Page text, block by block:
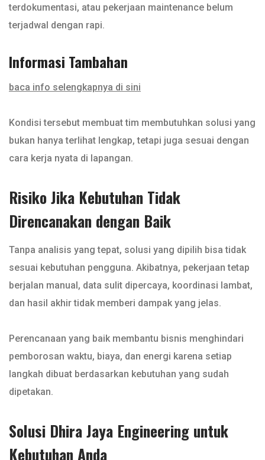
terdokumentasi, atau pekerjaan maintenance belum
terjadwal dengan rapi.
Informasi Tambahan
baca info selengkapnya di sini
Kondisi tersebut membuat tim membutuhkan solusi yang
bukan hanya terlihat lengkap, tetapi juga sesuai dengan
cara kerja nyata di lapangan.
Risiko Jika Kebutuhan Tidak
Direncanakan dengan Baik
Tanpa analisis yang tepat, solusi yang dipilih bisa tidak
sesuai kebutuhan pengguna. Akibatnya, pekerjaan tetap
berjalan manual, data sulit dipercaya, koordinasi lambat,
dan hasil akhir tidak memberi dampak yang jelas.
Perencanaan yang baik membantu bisnis menghindari
pemborosan waktu, biaya, dan energi karena setiap
langkah dibuat berdasarkan kebutuhan yang sudah
dipetakan.
Solusi Dhira Jaya Engineering untuk
Kebutuhan Anda